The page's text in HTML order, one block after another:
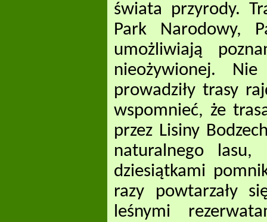
świata przyrody.
Park Narodowy,
umożliwiają
nieożywionej.
prowadziły trasy
wspomnieć, że
przez Lisiny
naturalnego lasu,
dziesiątkami
razy powtarzały
leśnymi